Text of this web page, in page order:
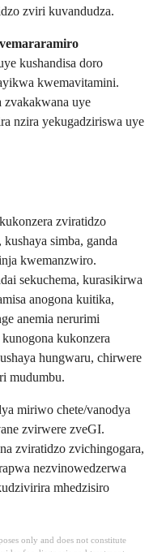
zviri kuvandudza.
kushandisa doro
kwemavitamini.
zvakakwana uye
nzira yekugadziriswa uye
zviratidzo
simba, ganda
kwemanzwiro.
sekuchema, kurasikirwa
anogona kuitika,
anemia nerurimi
kukonzera
hungwaru, chirwere
mudumbu.
miriwo chete/vanodya
zvirwere zveGI.
zviratidzo zvichingogara,
nezvinowedzerwa
mhedzisiro
only and does not constitute